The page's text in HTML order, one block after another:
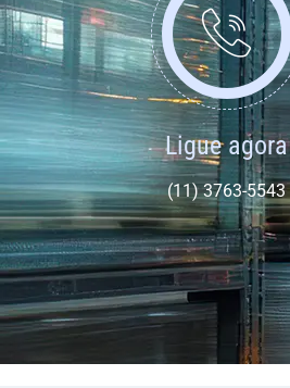
Ligue agora
(11) 3763-5543